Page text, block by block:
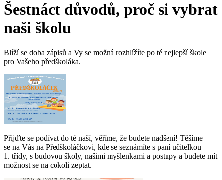
Šestnáct důvodů, proč si vybrat
naši školu
Blíží se doba zápisů a Vy se možná rozhlížíte po té nejlepší škole
pro Vašeho předškoláka.
Přijďte se podívat do té naší, věříme, že budete nadšení! Těšíme
se na Vás na Předškoláčkovi, kde se seznámíte s paní učitelkou
1. třídy, s budovou školy, našimi myšlenkami a postupy a budete mít
možnost se na cokoli zeptat.